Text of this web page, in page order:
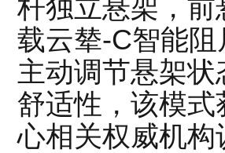
杆独立悬架，
载云辇-C智能
主动调节悬架
舒适性，该模
心相关权威机构